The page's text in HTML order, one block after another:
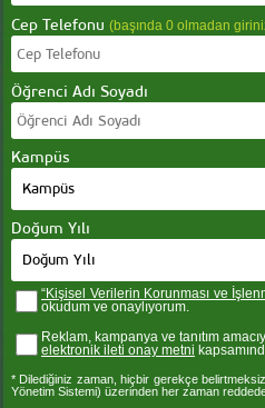
Cep Telefonu (başında 0 olmadan
Öğrenci Adı Soyadı
Kampüs
Doğum Yılı
“Kişisel Verilerin Korunması ve
okudum ve onaylıyorum.
Reklam, kampanya ve tanıtım
elektronik ileti onay metni
* Dilediğiniz zaman, hiçbir gerekçe
Yönetim Sistemi) üzerinden her zaman